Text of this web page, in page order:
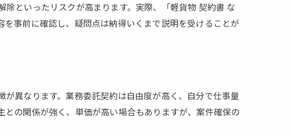
物運送術
践事例
型例
選択
といったリスクが高まります。実際、「軽貨物 契約書 な
事前に確認し、疑問点は納得いくまで説明を受けることが
異なります。業務委託契約は自由度が高く、自分で仕事量
の関係が強く、単価が高い場合もありますが、案件確保の